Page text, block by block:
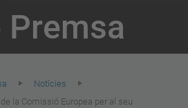
Premsa
Notícies
la Comissió Europea per al seu